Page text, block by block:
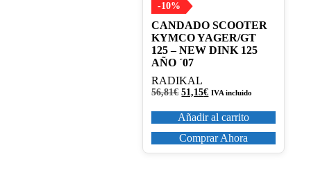
-10%
CANDADO SCOOTER
KYMCO YAGER/GT
125 – NEW DINK 125
AÑO ´07
RADIKAL
56,81€ El
original
era:
56,81€.
51,15€El
actual
es:
51,15€.
IVA incluido
Añadir al carrito
Comprar Ahora